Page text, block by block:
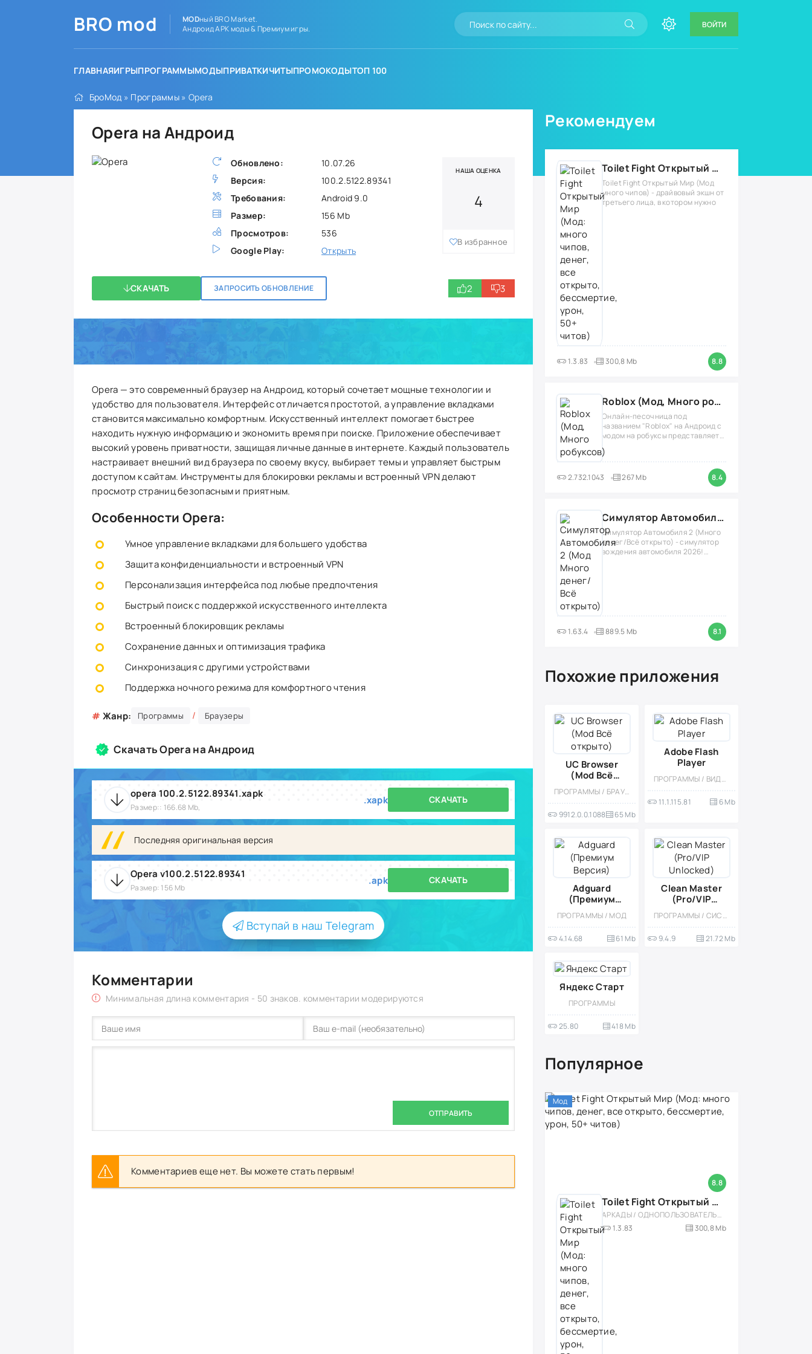
BRO mod MODный BRO Market.
Андроид APK моды & Премиум игры.
ВОЙТИ
ГЛАВНАЯИГРЫПРОГРАММЫМОДЫПРИВАТКИЧИТЫПРОМОКОДЫТОП 100
БроМод » Программы » Opera
Opera на Андроид
Обновлено:
10.07.26
Версия:
100.2.5122.89341
Требования:
Android 9.0
Размер:
156 Mb
Просмотров:
536
Google Play:
Открыть
НАША ОЦЕНКА
4
В избранное
СКАЧАТЬ ЗАПРОСИТЬ ОБНОВЛЕНИЕ 2 3
Opera — это современный браузер на Андроид, который сочетает мощные технологии и
удобство для пользователя. Интерфейс отличается простотой, а управление вкладками
становится максимально комфортным. Искусственный интеллект помогает быстрее
находить нужную информацию и экономить время при поиске. Приложение обеспечивает
высокий уровень приватности, защищая личные данные в интернете. Каждый пользователь
настраивает внешний вид браузера по своему вкусу, выбирает темы и управляет быстрым
доступом к сайтам. Инструменты для блокировки рекламы и встроенный VPN делают
просмотр страниц безопасным и приятным.
Особенности Opera:
Умное управление вкладками для большего удобства
Защита конфиденциальности и встроенный VPN
Персонализация интерфейса под любые предпочтения
Быстрый поиск с поддержкой искусственного интеллекта
Встроенный блокировщик рекламы
Сохранение данных и оптимизация трафика
Синхронизация с другими устройствами
Поддержка ночного режима для комфортного чтения
# Жанр: Программы / Браузеры
Скачать Opera на Андроид
opera 100.2.5122.89341.xapk
Размер:: 166.68 Mb,
.xapk СКАЧАТЬ
Последняя оригинальная версия
Opera v100.2.5122.89341
Размер: 156 Mb
.apk СКАЧАТЬ
Вступай в наш Telegram
Комментарии
Минимальная длина комментария - 50 знаков. комментарии модерируются
ОТПРАВИТЬ
Комментариев еще нет. Вы можете стать первым!
Рекомендуем
Toilet Fight Открытый Мир (Мод: много чипов, денег, все открыто, бессмертие, урон, 50+ читов)
Toilet Fight Открытый Мир (Мод
много чипов) - драйвовый экшн от
третьего лица, в котором нужно
1.3.83 300,8 Mb 8.8
Roblox (Мод, Много робуксов)
Онлайн-песочница под
названием "Roblox" на Андроид с
модом на робуксы представляет
собой
2.732.1043 267 Mb 8.4
Симулятор Автомобиля 2 (Мод Много денег/Всё открыто)
Симулятор Автомобиля 2 (Много
денег/Всё открыто) - симулятор
вождения автомобиля 2026!
1.63.4 889.5 Mb 8.1
Похожие приложения
UC Browser
(Mod Всё
открыто)
ПРОГРАММЫ / БРАУЗЕРЫ / МОД
9912.0.0.1088 65 Mb
Adobe Flash
Player
ПРОГРАММЫ / ВИДЕОПЛЕЕРЫ
11.1.115.81 6 Mb
Adguard
(Премиум
Версия)
ПРОГРАММЫ / МОД
4.14.68 61 Mb
Clean Master
(Pro/VIP
Unlocked)
ПРОГРАММЫ / СИСТЕМНЫЕ / УТИЛИТЫ
9.4.9 21.72 Mb
Яндекс Старт
ПРОГРАММЫ
25.80 418 Mb
Популярное
8.8
Мод
Toilet Fight Открытый Мир (Мод: много чипов, денег, все открыто, бессмертие, урон, 50+ читов)
АРКАДЫ / ОДНОПОЛЬЗОВАТЕЛЬСКИЕ / ОФЛАЙН / МОД / РОЛЕВЫЕ / ШУТЕРЫ / ОТКРЫТЫЙ МИР / ВСТРОЕННЫЙ КЕШ / 3D / ЭКШЕНЫ / ТУАЛЕТНЫЕ ВОЙНЫ / ДЛЯ ДЕТЕЙ
1.3.83
300,8 Mb